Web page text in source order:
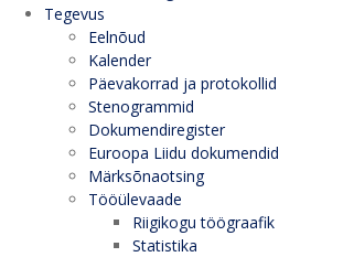
Tegevus
Eelnõud
Kalender
Päevakorrad ja protokollid
Stenogrammid
Dokumendiregister
Euroopa Liidu dokumendid
Märksõnaotsing
Tööülevaade
Riigikogu töögraafik
Statistika